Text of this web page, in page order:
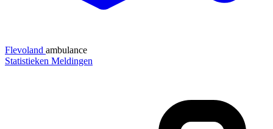
Flevoland ambulance
Statistieken Meldingen